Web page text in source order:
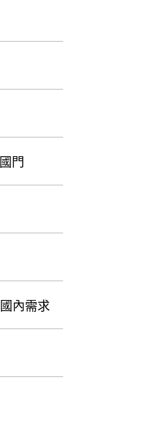
門
內需求